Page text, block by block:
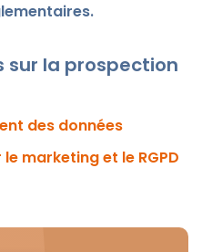
sur la prospection
des données
marketing et le RGPD